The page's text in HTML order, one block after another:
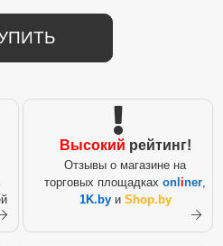
Высокий рейтинг!
Отзывы о магазине на
торговых площадках onliner
1K.byи Shop.by